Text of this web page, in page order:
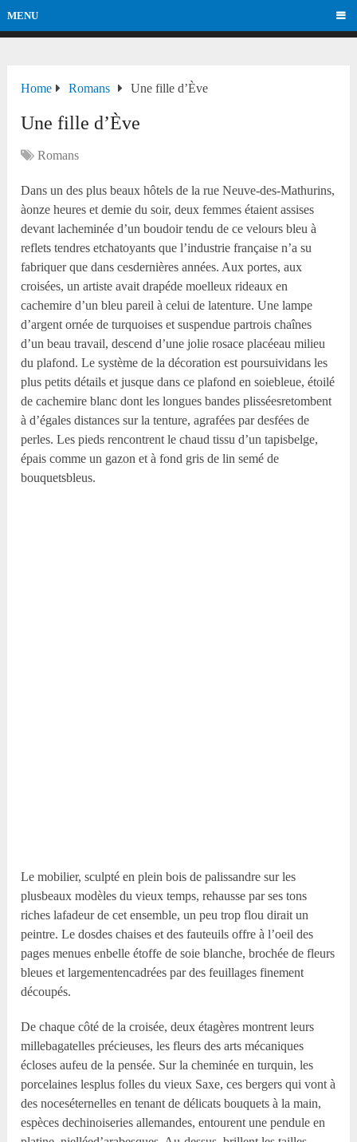
MENU
Home Romans Une fille d’Ève
Une fille d’Ève
Romans
Dans un des plus beaux hôtels de la rue Neuve-des-Mathurins,
àonze heures et demie du soir, deux femmes étaient assises
devant lacheminée d’un boudoir tendu de ce velours bleu à
reflets tendres etchatoyants que l’industrie française n’a su
fabriquer que dans cesdernières années. Aux portes, aux
croisées, un artiste avait drapéde moelleux rideaux en
cachemire d’un bleu pareil à celui de latenture. Une lampe
d’argent ornée de turquoises et suspendue partrois chaînes
d’un beau travail, descend d’une jolie rosace placéeau milieu
du plafond. Le système de la décoration est poursuividans les
plus petits détails et jusque dans ce plafond en soiebleue, étoilé
de cachemire blanc dont les longues bandes plisséesretombent
à d’égales distances sur la tenture, agrafées par desfées de
perles. Les pieds rencontrent le chaud tissu d’un tapisbelge,
épais comme un gazon et à fond gris de lin semé de
bouquetsbleus.
Le mobilier, sculpté en plein bois de palissandre sur les
plusbeaux modèles du vieux temps, rehausse par ses tons
riches lafadeur de cet ensemble, un peu trop flou dirait un
peintre. Le dosdes chaises et des fauteuils offre à l’oeil des
pages menues enbelle étoffe de soie blanche, brochée de fleurs
bleues et largementencadrées par des feuillages finement
découpés.
De chaque côté de la croisée, deux étagères montrent leurs
millebagatelles précieuses, les fleurs des arts mécaniques
écloses aufeu de la pensée. Sur la cheminée en turquin, les
porcelaines lesplus folles du vieux Saxe, ces bergers qui vont à
des noceséternelles en tenant de délicats bouquets à la main,
espèces dechinoiseries allemandes, entourent une pendule en